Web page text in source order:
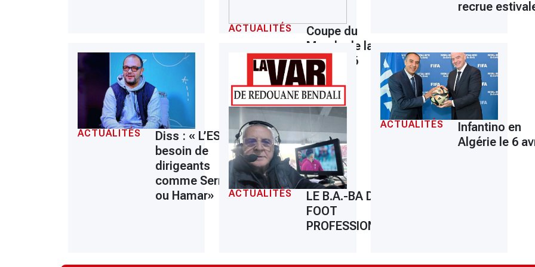
ACTUALITÉS
Coupe du
Monde de la
FIFA 2026
recrue
ACTUALITÉS
Diss : « L’ESS a
besoin de
dirigeants
comme Serrar
ou Hamar»
ACTUALITÉS
LE B.A.-BA DU
FOOT
PROFESSIONNEL
ACTUALITÉS
Infantino en
Algérie le 6